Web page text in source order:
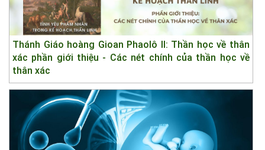
Thánh Giáo hoàng Gioan Phaolô II: Thần học về thân
xác phần giới thiệu - Các nét chính của thần học về
thân xác